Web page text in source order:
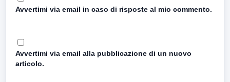
Avvertimi via email in caso di risposte al mio commento.
Avvertimi via email alla pubblicazione di un nuovo
articolo.